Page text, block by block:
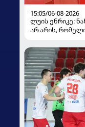
15:05/06-08-2026
ლუის ენრიკე:
არ არის,